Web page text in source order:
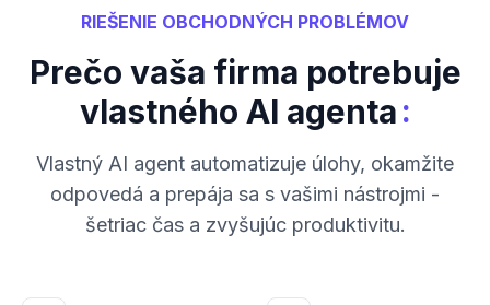
RIEŠENIE OBCHODNÝCH PROBLÉMOV
Prečo vaša firma potrebuje
vlastného AI agenta:
Vlastný AI agent automatizuje úlohy, okamžite
odpovedá a prepája sa s vašimi nástrojmi -
šetriac čas a zvyšujúc produktivitu.